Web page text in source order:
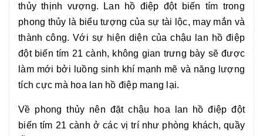
thủy thịnh vượng. Lan hồ điệp đột biến tím trong
phong thủy là biểu tượng của sự tài lộc, may mắn và
thành công. Với sự hiện diện của chậu
lan hồ điệp
đột biến tím 21 cành, không gian trưng bày sẽ được
làm mới bởi luồng sinh khí mạnh mẽ và năng lượng
tích cực mà hoa lan hồ điệp mang lại.
Về phong thủy nên đặt chậu hoa
lan hồ điệp đột
biến tím 21 cành ở các vị trí như phòng khách, quầy